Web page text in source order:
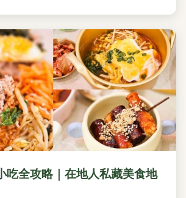
吃全攻略｜在地人私藏美食地